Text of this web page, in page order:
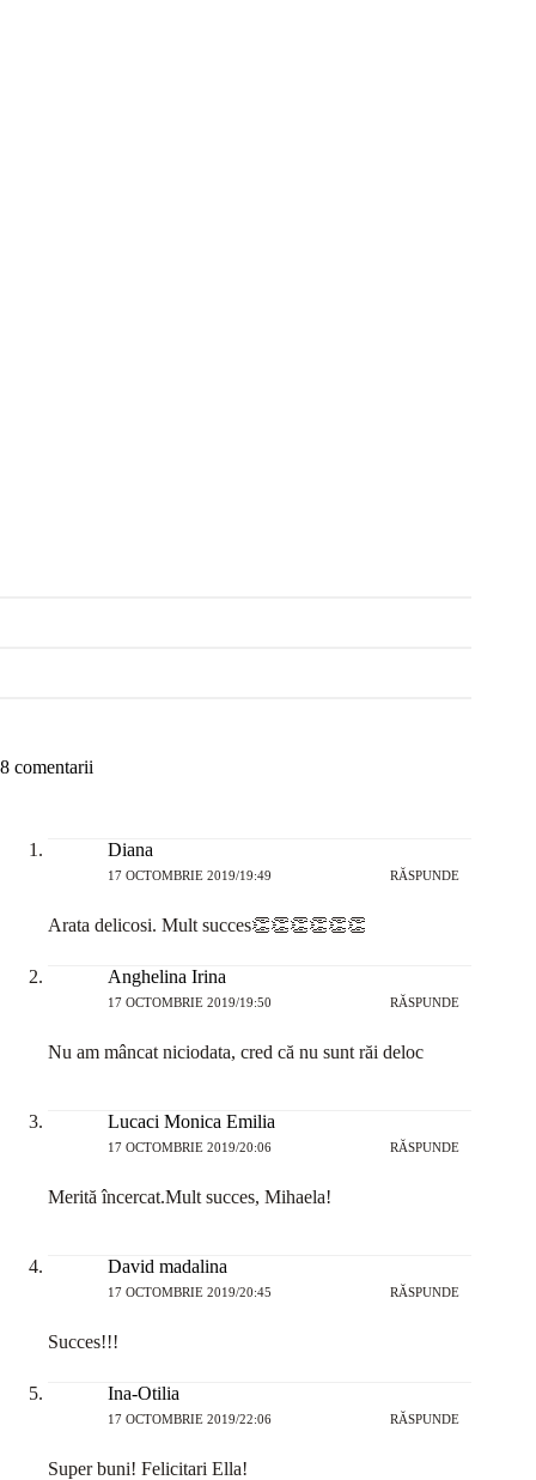
8 comentarii
Diana
17 OCTOMBRIE 2019/19:49 RĂSPUNDE
Arata delicosi. Mult succes👏👏👏👏👏👏
Anghelina Irina
17 OCTOMBRIE 2019/19:50 RĂSPUNDE
Nu am mâncat niciodata, cred că nu sunt răi deloc
Lucaci Monica Emilia
17 OCTOMBRIE 2019/20:06 RĂSPUNDE
Merită încercat.Mult succes, Mihaela!
David madalina
17 OCTOMBRIE 2019/20:45 RĂSPUNDE
Succes!!!
Ina-Otilia
17 OCTOMBRIE 2019/22:06 RĂSPUNDE
Super buni! Felicitari Ella!